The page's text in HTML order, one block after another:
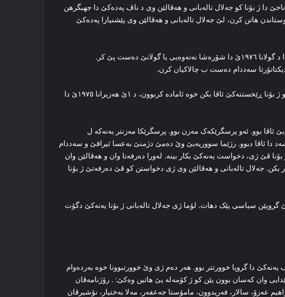
دا ژ بۆنا کو جه‌لال تاله‌بانی و هه‌ڤالێن وی د ناڤ پەدەکێ دا جهبگرهن
هاتن کرن، لێ جه‌لال تاله‌بانی و هه‌ڤالێن وی پێشنیارا پەدەکێ
پەدەکێ د بن سه‌رۆکاتیا مه‌سعوود بارزانی دا د گولانا ۱۹۷٦ێ دا شۆره‌شا نه‌ته‌وه‌یی یا گولانێ ده‌ست پێ کر.
سه‌ددام ده‌ست ب چالاکیان کرن.
جه‌لال تاله‌بانی و هه‌ڤالێن وی ژی دیار بوو کو ژ بۆنا ڕێخستنەکێ ئاڤا بکن خوه‌ ئاماده‌ کربوون، د ۱ێ هه‌زیرانا ۱۹۷٥ێ دا
ئاڤا بوو. ئه‌و پرسگرێکه‌ک مه‌زن بوو. پرسگرێکا مه‌زنتر یەنەکە ل
دا ئاڤا دبوو. رژێما سووریه‌یێ وێ ده‌مێ دژمنێ بەعسا ئیراقێ و سه‌ددام
ڤێ ژی، دخواست یەنەکێ بکار بینه‌. له‌ورا ده‌رفه‌تا وان و هه‌ڤالێن وان
جه‌لال تاله‌بانی و هه‌ڤالێن وی ژی دخواستن کو ڤێ ده‌رفه‌تێ ژ بۆنا
گروپێن سیاسی پێک دهات. لۆما ژی جه‌لال تاله‌بانی ژ بۆنا یەنەکێ دگۆت
دا گروپا خوورتتر بوو. هه‌ر ده‌م ژی وێ خوورتبوونا خوه‌ بەردەوام
وان که‌سان بوون یێن کو ژ کۆمەله‌ یێ هاتین وەکێ: . رۆژنامه‌ڤان
عه‌زۆ، سالار، فه‌ریدوون، مامۆستا جەعفه‌ر، مه‌لا به‌ختیار، نۆشیرڤان